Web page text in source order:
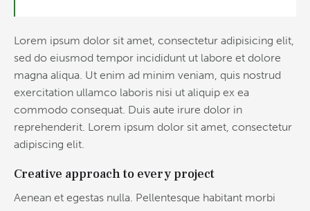
Lorem ipsum dolor sit amet, consectetur adipisicing elit,
sed do eiusmod tempor incididunt ut labore et dolore
magna aliqua. Ut enim ad minim veniam, quis nostrud
exercitation ullamco laboris nisi ut aliquip ex ea
commodo consequat. Duis aute irure dolor in
reprehenderit. Lorem ipsum dolor sit amet, consectetur
adipiscing elit.
Creative approach to every project
Aenean et egestas nulla. Pellentesque habitant morbi